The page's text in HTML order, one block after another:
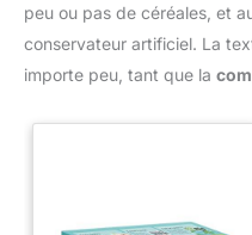
peu ou pas de céréales, et
conservateur artificiel. La
importe peu, tant que la